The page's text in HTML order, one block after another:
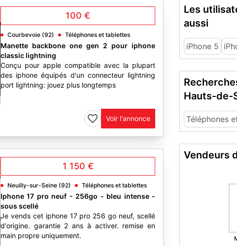
100 €
Courbevoie (92) Téléphones et tablettes
Manette backbone one gen 2 pour iphone
classic lightning
Conçu pour apple compatible avec la plupart
des iphone équipés d'un connecteur lightning
port lightning: jouez plus longtemps
Voir l'annonce
1 150 €
Neuilly-sur-Seine (92) Téléphones et tablettes
Iphone 17 pro neuf - 256go - bleu intense -
sous scellé
Je vends cet iphone 17 pro 256 go neuf, scellé
d'origine. garantie 2 ans à activer. remise en
main propre uniquement.
Les
aussi
iPhone 5
Hauts-de-
Téléphones
Vendeurs